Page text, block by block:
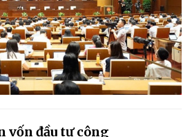
vốn đầu tư công